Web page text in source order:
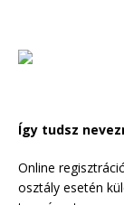
Így tudsz
Online
osztály esetén